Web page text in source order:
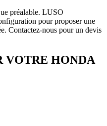
préalable. LUSO
pour proposer une
Contactez-nous pour un devis
VOTRE HONDA